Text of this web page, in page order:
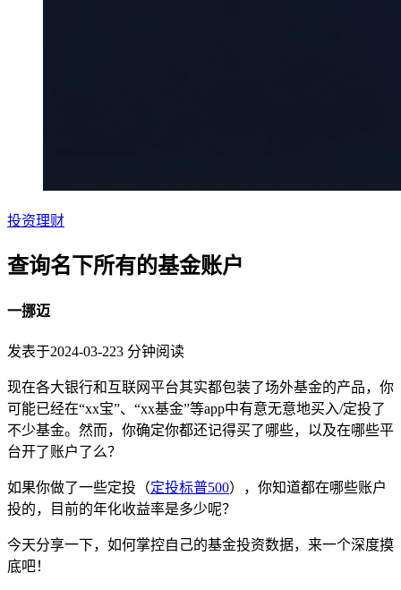
投资理财
查询名下所有的基金账户
一挪迈
发表于2024-03-223 分钟阅读
现在各大银行和互联网平台其实都包装了场外基金的产品，你
可能已经在“xx宝”、“xx基金”等app中有意无意地买入/定投了
不少基金。然而，你确定你都还记得买了哪些，以及在哪些平
台开了账户了么？
如果你做了一些定投（定投标普500），你知道都在哪些账户
投的，目前的年化收益率是多少呢？
今天分享一下，如何掌控自己的基金投资数据，来一个深度摸
底吧！